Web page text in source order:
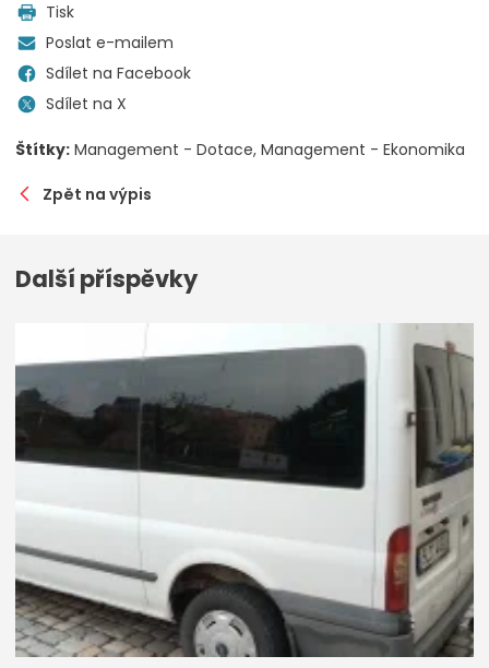
Tisk
Poslat e-mailem
Sdílet na Facebook
Sdílet na X
Štítky: Management - Dotace Management - Ekonomika
Zpět na výpis
Další příspěvky